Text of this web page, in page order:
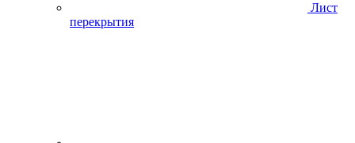
Лист
перекрытия